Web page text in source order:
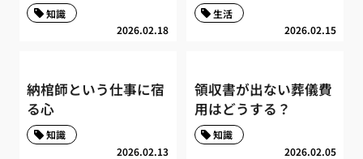
2026.02.18
知識
2026.02.15
生活
納棺師という仕事に宿
る心
2026.02.13
知識
領収書が出ない葬儀費
用はどうする？
2026.02.05
知識